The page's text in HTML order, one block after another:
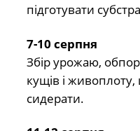
підготувати
7-10 серпня
Збір урожаю,
кущів і
сидерати.